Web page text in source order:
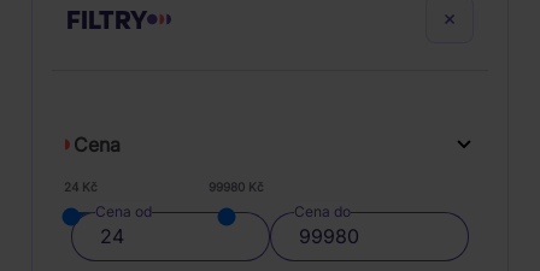
FILTRY
Cena
24 Kč 99980 Kč
Cena od Cena do